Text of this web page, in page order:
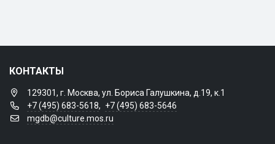
КОНТАКТЫ
129301, г. Москва, ул. Бориса Галушкина, д.19, к.1
+7 (495) 683-5618, +7 (495) 683-5646
mgdb@culture.mos.ru